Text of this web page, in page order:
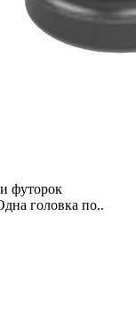
футорок
головка по..